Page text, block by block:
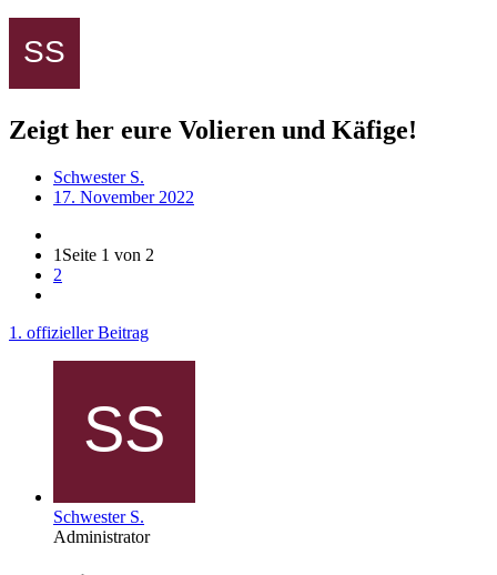
Zeigt her eure Volieren und Käfige!
Schwester S.
17. November 2022
1 Seite 1 von 2
2
1. offizieller Beitrag
Schwester S.
Administrator